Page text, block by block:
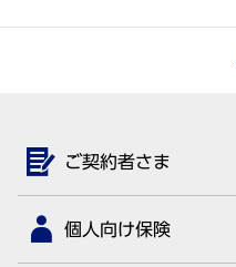
ご契約者さま
個人向け保険